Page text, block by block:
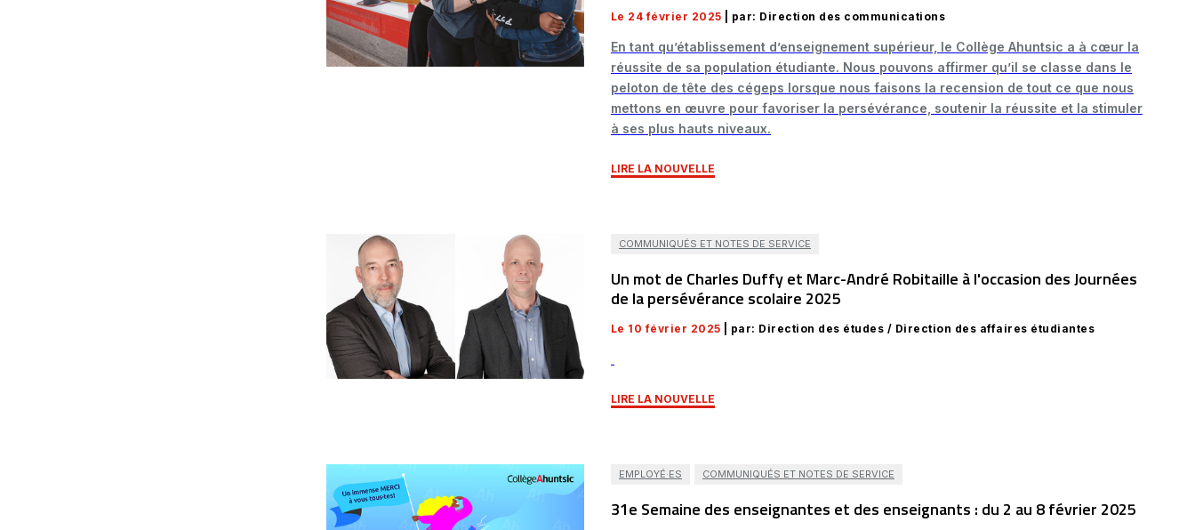
Le 24 février 2025 | par: Direction des communications
En tant qu’établissement d’enseignement supérieur, le Collège Ahuntsic a à cœur la
réussite de sa population étudiante. Nous pouvons affirmer qu’il se classe dans le
peloton de tête des cégeps lorsque nous faisons la recension de tout ce que nous
mettons en œuvre pour favoriser la persévérance, soutenir la réussite et la stimuler
à ses plus hauts niveaux.
LIRE LA NOUVELLE
COMMUNIQUÉS ET NOTES DE SERVICE
Un mot de Charles Duffy et Marc-André Robitaille à l'occasion des Journées
de la persévérance scolaire 2025
Le 10 février 2025 | par: Direction des études / Direction des affaires étudiantes
LIRE LA NOUVELLE
EMPLOYÉ·ES COMMUNIQUÉS ET NOTES DE SERVICE
31e Semaine des enseignantes et des enseignants : du 2 au 8 février 2025